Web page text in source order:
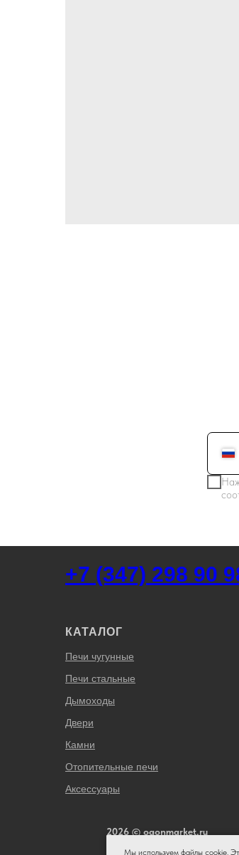
Мы используем файлы cookie.
+7 (347) 298 90
КАТАЛОГ
Печи чугунные
Печи стальные
Дымоходы
Двери
Камни
Отопительные печи
Аксессуары
2026 © ogonmarket.ru